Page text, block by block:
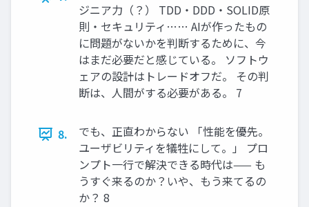
ジニア力（？） TDD・DDD・SOLID原
則・セキュリティ…… AIが作ったもの
に問題がないかを判断するために、今
はまだ必要だと感じている。 ソフトウ
ェアの設計はトレードオフだ。 その判
断は、人間がする必要がある。 7
8.
でも、正直わからない 「性能を優先。
ユーザビリティを犠牲にして。」 プロ
ンプト一行で解決できる時代は—— も
うすぐ来るのか？いや、もう来てるの
か？ 8